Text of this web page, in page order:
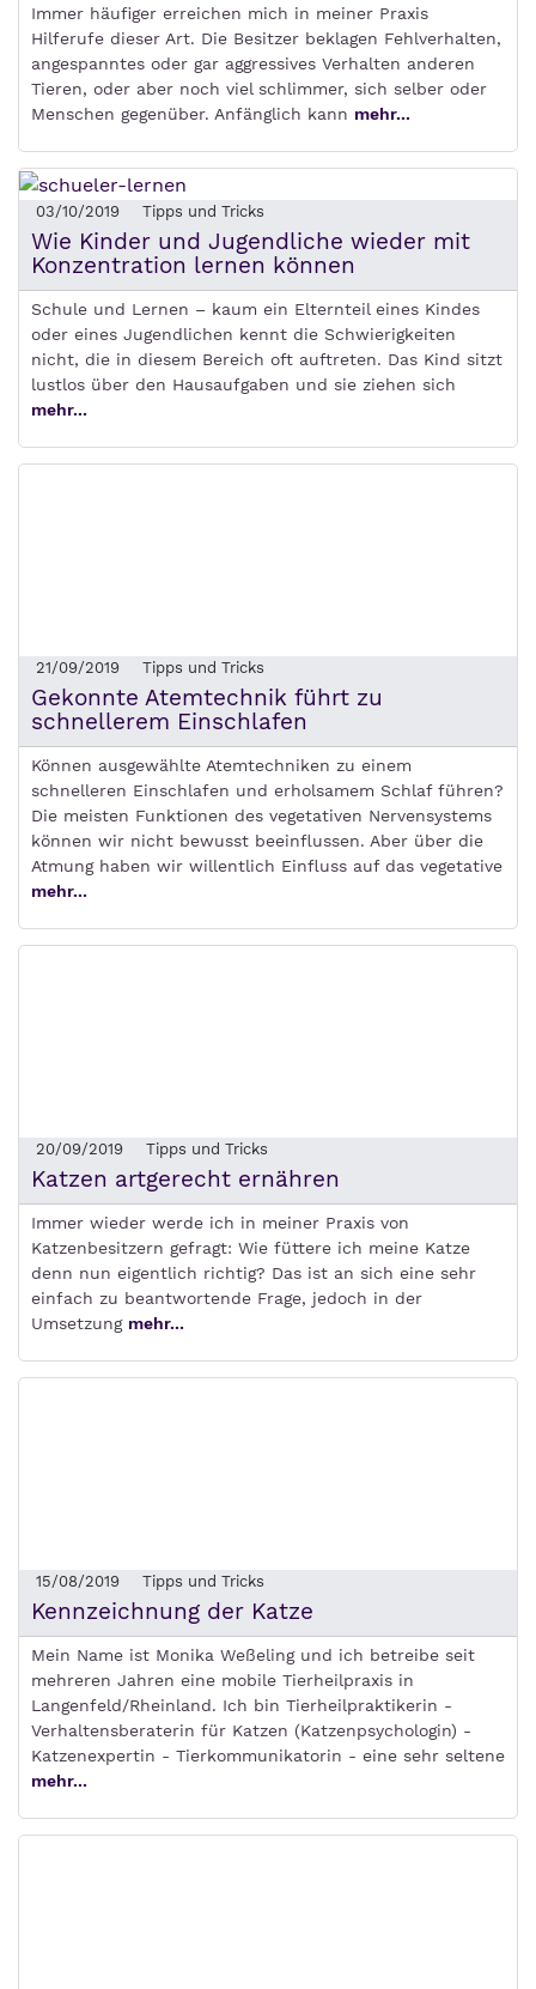
Immer häufiger erreichen mich in meiner Praxis
Hilferufe dieser Art. Die Besitzer beklagen Fehlverhalten,
angespanntes oder gar aggressives Verhalten anderen
Tieren, oder aber noch viel schlimmer, sich selber oder
Menschen gegenüber. Anfänglich kann mehr...
03/10/2019 Tipps und Tricks
Wie Kinder und Jugendliche wieder mit
Konzentration lernen können
Schule und Lernen – kaum ein Elternteil eines Kindes
oder eines Jugendlichen kennt die Schwierigkeiten
nicht, die in diesem Bereich oft auftreten. Das Kind sitzt
lustlos über den Hausaufgaben und sie ziehen sich
mehr...
21/09/2019 Tipps und Tricks
Gekonnte Atemtechnik führt zu
schnellerem Einschlafen
Können ausgewählte Atemtechniken zu einem
schnelleren Einschlafen und erholsamem Schlaf führen?
Die meisten Funktionen des vegetativen Nervensystems
können wir nicht bewusst beeinflussen. Aber über die
Atmung haben wir willentlich Einfluss auf das vegetative
mehr...
20/09/2019 Tipps und Tricks
Katzen artgerecht ernähren
Immer wieder werde ich in meiner Praxis von
Katzenbesitzern gefragt: Wie füttere ich meine Katze
denn nun eigentlich richtig? Das ist an sich eine sehr
einfach zu beantwortende Frage, jedoch in der
Umsetzung mehr...
15/08/2019 Tipps und Tricks
Kennzeichnung der Katze
Mein Name ist Monika Weßeling und ich betreibe seit
mehreren Jahren eine mobile Tierheilpraxis in
Langenfeld/Rheinland. Ich bin Tierheilpraktikerin -
Verhaltensberaterin für Katzen (Katzenpsychologin) -
Katzenexpertin - Tierkommunikatorin - eine sehr seltene
mehr...